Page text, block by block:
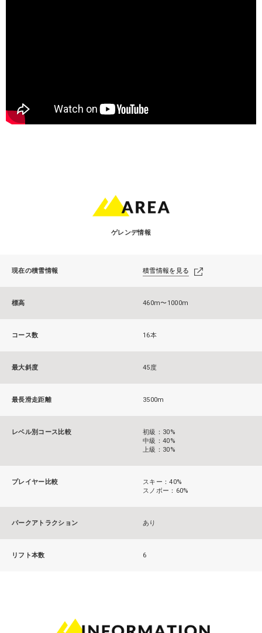
ゲレンデ情報
現在の積雪情報 積雪情報を見る
標高 460m〜1000m
コース数 16本
最大斜度 45度
最長滑走距離 3500m
レベル別コース比較
初級：30%
中級：40%
上級：30%
プレイヤー比較
スキー：40%
スノボー：60%
パークアトラクション あり
リフト本数 6